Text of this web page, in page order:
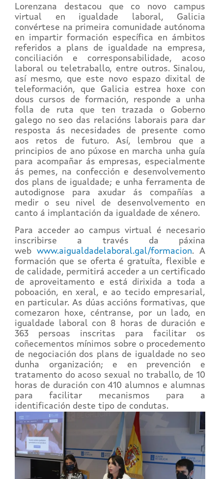
Lorenzana destacou que co novo campus
virtual en igualdade laboral, Galicia
convértese na primeira comunidade autónoma
en impartir formación específica en ámbitos
referidos a plans de igualdade na empresa,
conciliación e corresponsabilidade, acoso
laboral ou teletraballo, entre outros. Sinalou,
así mesmo, que este novo espazo dixital de
teleformación, que Galicia estrea hoxe con
dous cursos de formación, responde a unha
folla de ruta que ten trazada o Goberno
galego no seo das relacións laborais para dar
resposta ás necesidades de presente como
aos retos de futuro. Así, lembrou que a
principios de ano púxose en marcha unha guía
para acompañar ás empresas, especialmente
ás pemes, na confección e desenvolvemento
dos plans de igualdade; e unha ferramenta de
autodignose para axudar ás compañías a
medir o seu nivel de desenvolvemento en
canto á implantación da igualdade de xénero.
Para acceder ao campus virtual é necesario
inscribirse a través da páxina
web www.aigualdadelaboral.gal/formacion. A
formación que se oferta é gratuíta, flexible e
de calidade, permitirá acceder a un certificado
de aproveitamento e está dirixida a toda a
poboación, en xeral, e ao tecido empresarial,
en particular. As dúas accións formativas, que
comezaron hoxe, céntranse, por un lado, en
igualdade laboral con 8 horas de duración e
363 persoas inscritas para facilitar os
coñecementos mínimos sobre o procedemento
de negociación dos plans de igualdade no seo
dunha organización; e en prevención e
tratamento do acoso sexual no traballo, de 10
horas de duración con 410 alumnos e alumnas
para facilitar mecanismos para a
identificación deste tipo de condutas.